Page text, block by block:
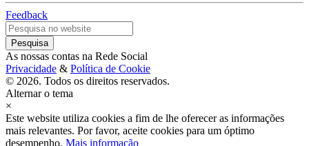
Feedback
As nossas contas na Rede Social
Privacidade & Política de Cookie
© 2026. Todos os direitos reservados.
Alternar o tema
×
Este website utiliza cookies a fim de lhe oferecer as informações
mais relevantes. Por favor, aceite cookies para um óptimo
desempenho. Mais informação